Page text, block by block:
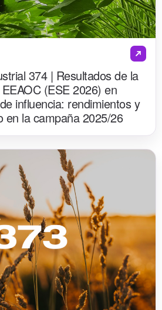
374 | Resultados de la
(ESE 2026) en
influencia: rendimientos y
en la campaña 2025/26